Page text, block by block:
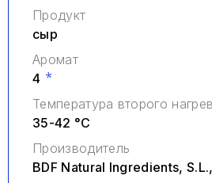
Продукт
сыр
Аромат
4 *
Температура второго
35-42 °C
Производитель
BDF Natural Ingredients,